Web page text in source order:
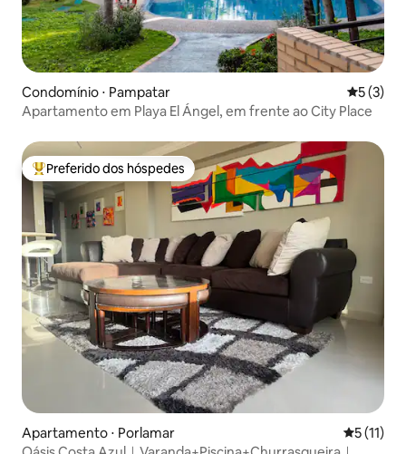
Condomínio ⋅ Pampatar 5 de
5 (3)
Apartamento em Playa El Ángel, em frente ao City Place
Entre os melhores preferidos dos hóspedes
Preferido dos hóspedes
Apartamento ⋅ Porlamar 5 de uma
5 (11)